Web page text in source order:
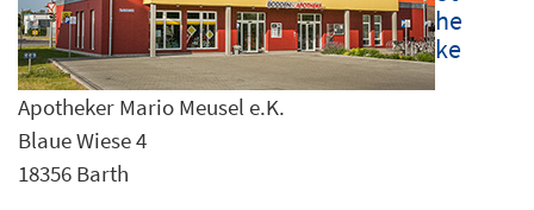
he
ke
Apotheker Mario Meusel e.K.
Blaue Wiese 4
18356 Barth